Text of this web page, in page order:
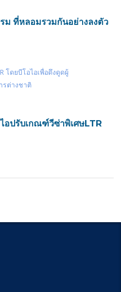
ม ที่หลอมรวมกันอย่างลงตัว
อปรับเกณฑ์วีซ่าพิเศษLTR